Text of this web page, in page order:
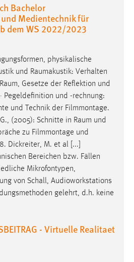
Bachelor
Medientechnik für
dem WS 2022/2023
physikalische
und Raumakustik: Verhalten
Raum, Gesetze der Reflektion und
Pegeldefinition und -rechnung:
und Technik der Filmmontage.
(2005): Schnitte in Raum und
zu Filmmontage und
Dickreiter, M. et al [...]
Bereichen bzw. Fällen
Mikrofontypen,
von Schall, Audioworkstations
gelehrt, d.h. keine
- Virtuelle Realitaet